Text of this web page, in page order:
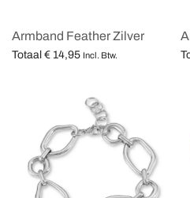
Armband Feather Zilver
Totaal € 14,95 Incl. Btw.